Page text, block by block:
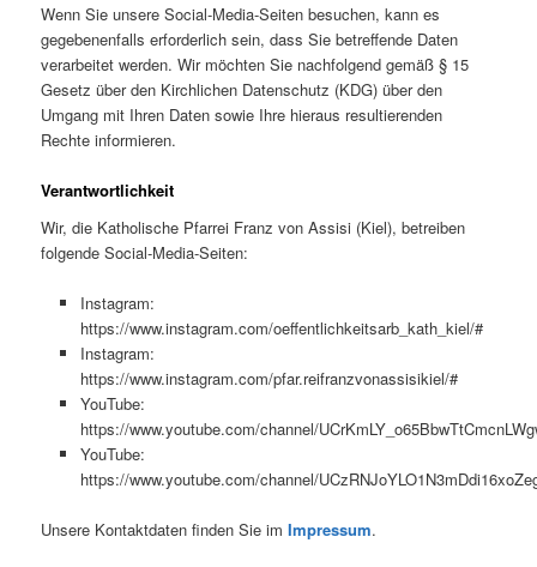
Wenn Sie unsere Social-Media-Seiten besuchen, kann es
gegebenenfalls erforderlich sein, dass Sie betreffende Daten
verarbeitet werden. Wir möchten Sie nachfolgend gemäß § 15
Gesetz über den Kirchlichen Datenschutz (KDG) über den
Umgang mit Ihren Daten sowie Ihre hieraus resultierenden
Rechte informieren.
Verantwortlichkeit
Wir, die Katholische Pfarrei Franz von Assisi (Kiel), betreiben
folgende Social-Media-Seiten:
Instagram:
https://www.instagram.com/oeffentlichkeitsarb_kath_kiel/#
Instagram:
https://www.instagram.com/pfar.reifranzvonassisikiel/#
YouTube:
https://www.youtube.com/channel/
YouTube:
https://www.youtube.com/channel/
Unsere Kontaktdaten finden Sie imImpressum.